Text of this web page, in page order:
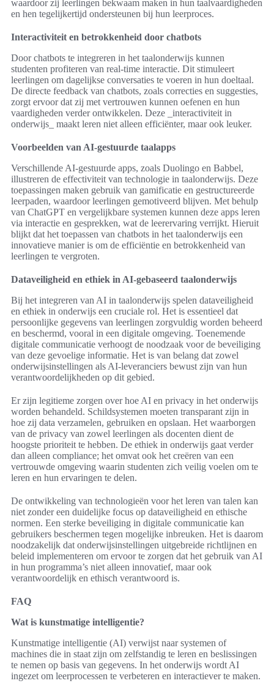
waardoor zij leerlingen bekwaam maken in hun taalvaardigheden
en hen tegelijkertijd ondersteunen bij hun leerproces.
Interactiviteit en betrokkenheid door chatbots
Door chatbots te integreren in het taalonderwijs kunnen
studenten profiteren van real-time interactie. Dit stimuleert
leerlingen om dagelijkse conversaties te voeren in hun doeltaal.
De directe feedback van chatbots, zoals correcties en suggesties,
zorgt ervoor dat zij met vertrouwen kunnen oefenen en hun
vaardigheden verder ontwikkelen. Deze _interactiviteit in
onderwijs_ maakt leren niet alleen efficiënter, maar ook leuker.
Voorbeelden van AI-gestuurde taalapps
Verschillende AI-gestuurde apps, zoals Duolingo en Babbel,
illustreren de effectiviteit van technologie in taalonderwijs. Deze
toepassingen maken gebruik van gamificatie en gestructureerde
leerpaden, waardoor leerlingen gemotiveerd blijven. Met behulp
van ChatGPT en vergelijkbare systemen kunnen deze apps leren
via interactie en gesprekken, wat de leerervaring verrijkt. Hieruit
blijkt dat het toepassen van chatbots in het taalonderwijs een
innovatieve manier is om de efficiëntie en betrokkenheid van
leerlingen te vergroten.
Dataveiligheid en ethiek in AI-gebaseerd taalonderwijs
Bij het integreren van AI in taalonderwijs spelen dataveiligheid
en ethiek in onderwijs een cruciale rol. Het is essentieel dat
persoonlijke gegevens van leerlingen zorgvuldig worden beheerd
en beschermd, vooral in een digitale omgeving. Toenemende
digitale communicatie verhoogt de noodzaak voor de beveiliging
van deze gevoelige informatie. Het is van belang dat zowel
onderwijsinstellingen als AI-leveranciers bewust zijn van hun
verantwoordelijkheden op dit gebied.
Er zijn legitieme zorgen over hoe AI en privacy in het onderwijs
worden behandeld. Schildsystemen moeten transparant zijn in
hoe zij data verzamelen, gebruiken en opslaan. Het waarborgen
van de privacy van zowel leerlingen als docenten dient de
hoogste prioriteit te hebben. De ethiek in onderwijs gaat verder
dan alleen compliance; het omvat ook het creëren van een
vertrouwde omgeving waarin studenten zich veilig voelen om te
leren en hun ervaringen te delen.
De ontwikkeling van technologieën voor het leren van talen kan
niet zonder een duidelijke focus op dataveiligheid en ethische
normen. Een sterke beveiliging in digitale communicatie kan
gebruikers beschermen tegen mogelijke inbreuken. Het is daarom
noodzakelijk dat onderwijsinstellingen uitgebreide richtlijnen en
beleid implementeren om ervoor te zorgen dat het gebruik van AI
in hun programma’s niet alleen innovatief, maar ook
verantwoordelijk en ethisch verantwoord is.
FAQ
Wat is kunstmatige intelligentie?
Kunstmatige intelligentie (AI) verwijst naar systemen of
machines die in staat zijn om zelfstandig te leren en beslissingen
te nemen op basis van gegevens. In het onderwijs wordt AI
ingezet om leerprocessen te verbeteren en interactiever te maken.